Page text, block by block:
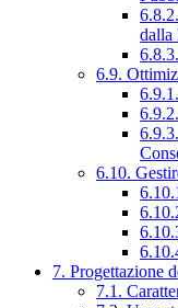
dalla
6.9.
6.10.
7. Progettazione
7.1.